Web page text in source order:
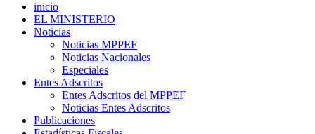
inicio
EL MINISTERIO
Noticias
Noticias MPPEF
Noticias Nacionales
Especiales
Entes Adscritos
Entes Adscritos del MPPEF
Noticias Entes Adscritos
Publicaciones